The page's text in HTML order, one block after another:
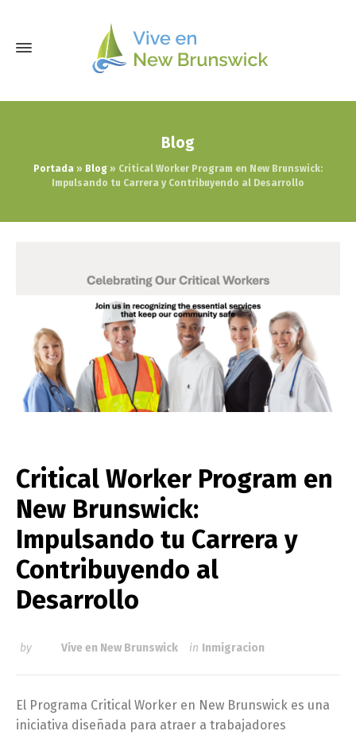
Blog
Portada » Blog » Critical Worker Program en New Brunswick:
Impulsando tu Carrera y Contribuyendo al Desarrollo
Critical Worker Program en
New Brunswick:
Impulsando tu Carrera y
Contribuyendo al
Desarrollo
by Vive en New Brunswick in Inmigracion
El Programa Critical Worker en New Brunswick es una
iniciativa diseñada para atraer a trabajadores